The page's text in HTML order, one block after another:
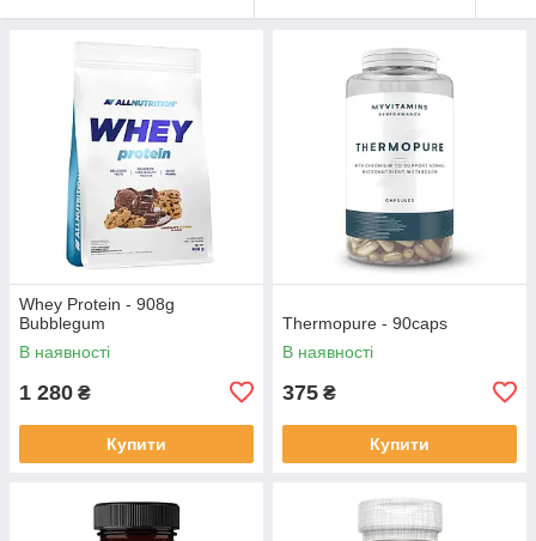
Whey Protein - 908g
Bubblegum
В наявності
1 280 ₴
Купити
Thermopure - 90caps
В наявності
375 ₴
Купити